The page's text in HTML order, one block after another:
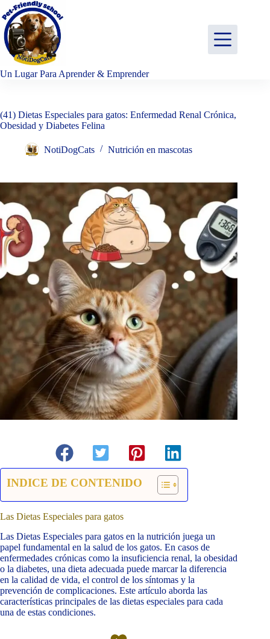
Saltar
al
contenido
Un Lugar Para Aprender & Emprender
(41) Dietas Especiales para gatos: Enfermedad Renal Crónica,
Obesidad y Diabetes Felina
NotiDogCats Nutrición en mascotas
INDICE DE CONTENIDO
Las Dietas Especiales para gatos
Las Dietas Especiales para gatos en la nutrición juega un
papel fundamental en la salud de los gatos. En casos de
enfermedades crónicas como la insuficiencia renal, la obesidad
o la diabetes, una dieta adecuada puede marcar la diferencia
en la calidad de vida, el control de los síntomas y la
prevención de complicaciones. Este artículo aborda las
características principales de las dietas especiales para cada
una de estas condiciones.